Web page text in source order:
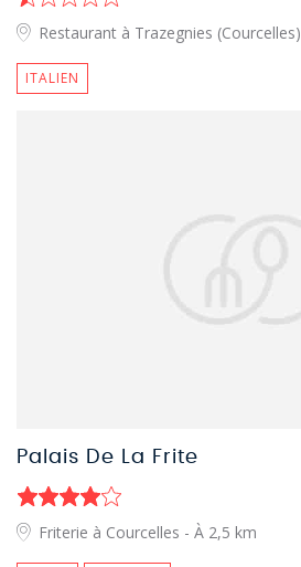
Restaurant à Trazegnies (Courcelles)
ITALIEN
Palais De La Frite
Friterie à Courcelles - À 2,5 km